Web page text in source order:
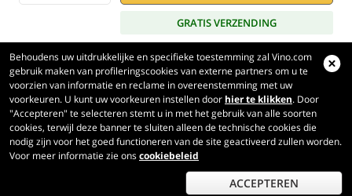
GRATIS VERZENDING
Behoudens uw uitdrukkelijke en specifieke toestemming zal Vino.com
gebruik maken van profileringscookies van externe partners om u te
voorzien van informatie en reclame in overeenstemming met uw
voorkeuren. U kunt uw voorkeuren instellen door hier te klikken. Door
"Accepteren" te selecteren stemt u in met het gebruik van alle soorten
cookies, terwijl deze banner te sluiten alleen de technische cookies die
nodig zijn voor het goed functioneren van de site geactiveerd zullen worden.
Voor meer informatie zie onscookiebeleid
ACCEPTEREN
Vino.com
Made with
in Tuscany
Pagina verwerkt in 441 ms
production-front-1Copyright © 2026 VINO.COM 3ND S.r.l.
P.IVA IT06031960484 REA FI 594577 Cap. Soc. 345.772,16 € i.v.